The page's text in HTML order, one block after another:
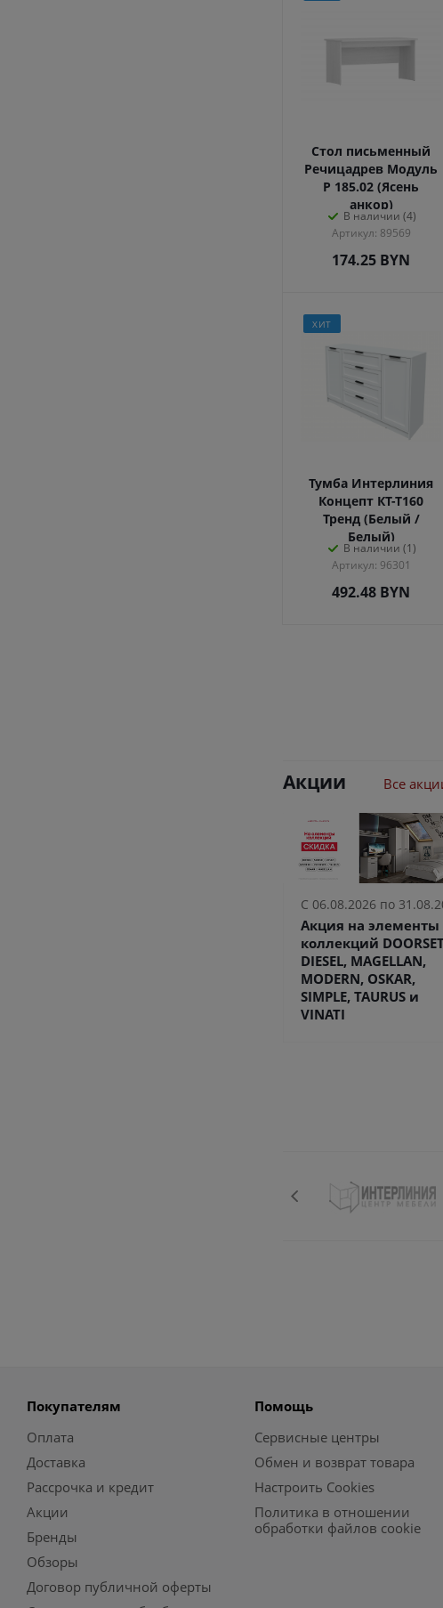
Стол письменный
Речицадрев Модуль
Р 185.02 (Ясень
анкор)
В наличии (4)
Артикул: 89569
174.25 BYN
ХИТ
Тумба Интерлиния
Концепт КТ-Т160
Тренд (Белый /
Белый)
В наличии (1)
Артикул: 96301
492.48 BYN
Акции Все
С 06.08.2026 по
Акция на элементы
коллекций
DIESEL, MAGELLAN,
MODERN, OSKAR,
SIMPLE, TAURUS и
VINATI
Покупателям
Оплата
Доставка
Рассрочка и кредит
Акции
Бренды
Обзоры
Договор публичной оферты
Помощь
Сервисные центры
Обмен и возврат товара
Настроить Cookies
Политика в отношении
обработки файлов cookie